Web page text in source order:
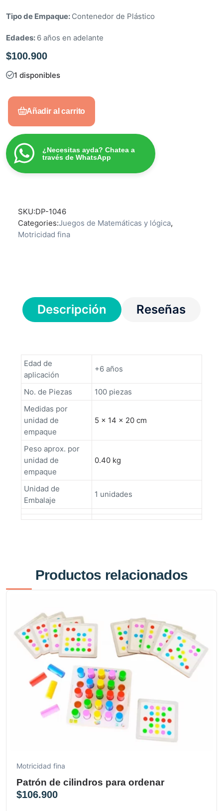
Tipo de Empaque: Contenedor de Plástico
Edades: 6 años en adelante
$100.900
1 disponibles
Añadir al carrito
¿Necesitas ayda? Chatea a
través de WhatsApp
SKU:DP-1046
Categories:Juegos de Matemáticas y lógica,
Motricidad fina
Descripción Reseñas
Edad de
aplicación
+6 años
No. de Piezas
100 piezas
Medidas por
unidad de
empaque
5 × 14 × 20 cm
Peso aprox. por
unidad de
empaque
0.40 kg
Unidad de
Embalaje
1 unidades
Productos relacionados
Motricidad fina
Patrón de cilindros para ordenar
$106.900